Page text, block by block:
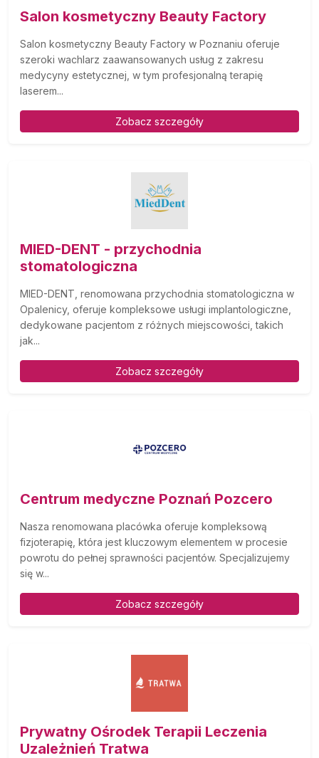
Salon kosmetyczny Beauty Factory
Salon kosmetyczny Beauty Factory w Poznaniu oferuje
szeroki wachlarz zaawansowanych usług z zakresu
medycyny estetycznej, w tym profesjonalną terapię
laserem...
Zobacz szczegóły
MIED-DENT - przychodnia
stomatologiczna
MIED-DENT, renomowana przychodnia stomatologiczna w
Opalenicy, oferuje kompleksowe usługi implantologiczne,
dedykowane pacjentom z różnych miejscowości, takich
jak...
Zobacz szczegóły
Centrum medyczne Poznań Pozcero
Nasza renomowana placówka oferuje kompleksową
fizjoterapię, która jest kluczowym elementem w procesie
powrotu do pełnej sprawności pacjentów. Specjalizujemy
się w...
Zobacz szczegóły
Prywatny Ośrodek Terapii Leczenia
Uzależnień Tratwa